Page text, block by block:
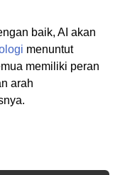
baik, AI akan
menuntut
memiliki peran
arah